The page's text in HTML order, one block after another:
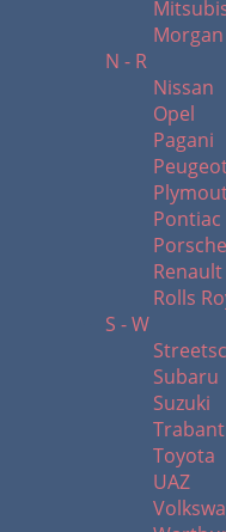
Morgan
N - R
Nissan
Opel
Pagani
Pontiac
Porsche
Renault
Rolls
S - W
Subaru
Suzuki
Trabant
Toyota
UAZ